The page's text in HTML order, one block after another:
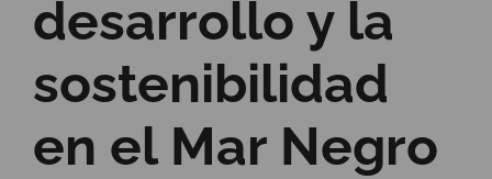
desarrollo y la
sostenibilidad
en el Mar Negro